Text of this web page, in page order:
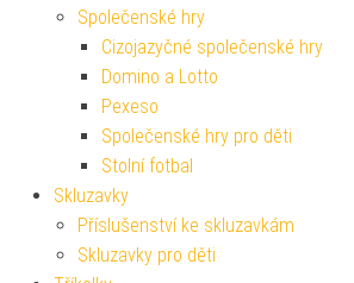
Společenské hry
Cizojazyčné společenské hry
Domino a Lotto
Pexeso
Společenské hry pro děti
Stolní fotbal
Skluzavky
Příslušenství ke skluzavkám
Skluzavky pro děti